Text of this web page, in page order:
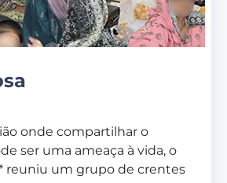
onde compartilhar o
ser uma ameaça à vida, o
reuniu um grupo de crentes